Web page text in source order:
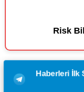
Risk
Haberleri İlk